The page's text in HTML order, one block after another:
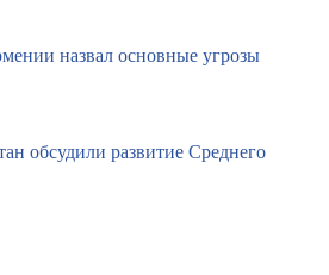
назвал основные угрозы
обсудили развитие Среднего